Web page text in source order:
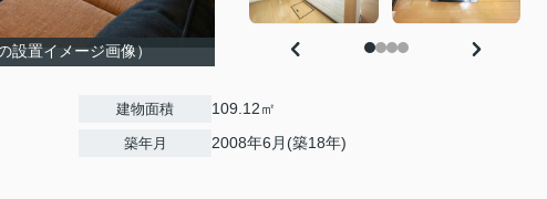
設置イメージ画像）
建物面積 109.12㎡
築年月 2008年6月(築18年)